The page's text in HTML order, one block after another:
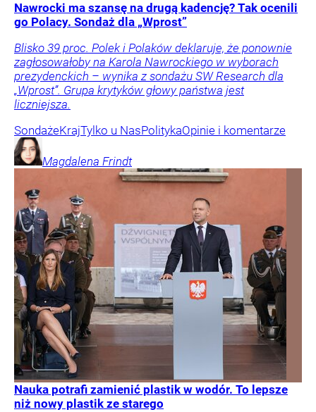
Nawrocki ma szansę na drugą kadencję? Tak ocenili
go Polacy. Sondaż dla „Wprost”
Blisko 39 proc. Polek i Polaków deklaruje, że ponownie
zagłosowałoby na Karola Nawrockiego w wyborach
prezydenckich – wynika z sondażu SW Research dla
„Wprost”. Grupa krytyków głowy państwa jest
liczniejsza.
SondażeKrajTylko u NasPolitykaOpinie i komentarze
Magdalena Frindt
Nauka potrafi zamienić plastik w wodór. To lepsze
niż nowy plastik ze starego